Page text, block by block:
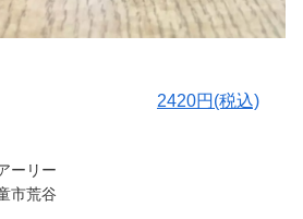
峰に不足がちな「心地よい酸味」を
かに楽しめるロゼらしいブレンドに
た。
の巨峰100%の赤ワインと約5:2の割
を行い、瓶詰前のブレンド時に
しています。
はなく、ph値が高いことによって起
2420円(税込)
ーリー
市荒谷